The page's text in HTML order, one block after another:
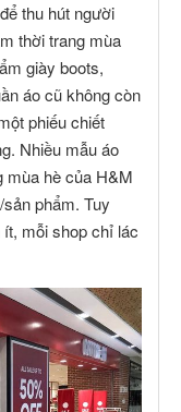
thu hút người
thời trang mùa
giày boots,
áo cũ không còn
phiếu chiết
Nhiều mẫu áo
mùa hè của H&M
phẩm. Tuy
mỗi shop chỉ lác